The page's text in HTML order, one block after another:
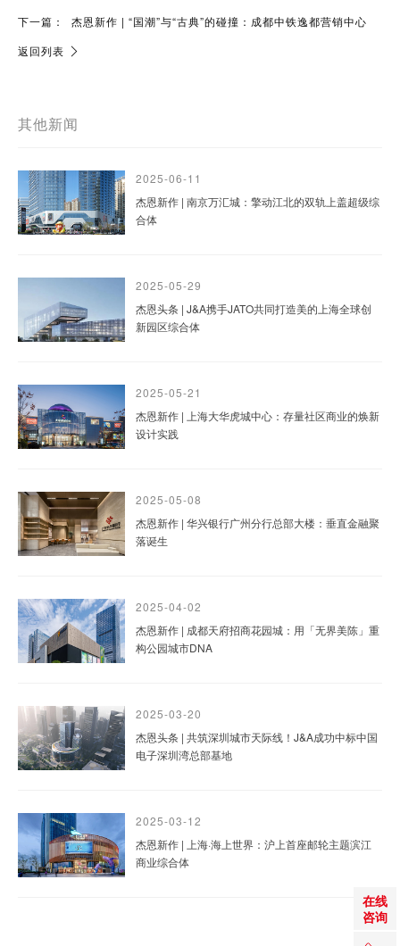
在线
咨询
下一篇：
杰恩新作 | “国潮”与“古典”的碰撞：成都中铁逸都营销中心
返回列表
其他新闻
2025-06-11
杰恩新作 | 南京万汇城：擎动江北的双轨上盖超级综
合体
2025-05-29
杰恩头条 | J&A携手JATO共同打造美的上海全球创
新园区综合体
2025-05-21
杰恩新作 | 上海大华虎城中心：存量社区商业的焕新
设计实践
2025-05-08
杰恩新作 | 华兴银行广州分行总部大楼：垂直金融聚
落诞生
2025-04-02
杰恩新作 | 成都天府招商花园城：用「无界美陈」重
构公园城市DNA
2025-03-20
杰恩头条 | 共筑深圳城市天际线！J&A成功中标中国
电子深圳湾总部基地
2025-03-12
杰恩新作 | 上海·海上世界：沪上首座邮轮主题滨江
商业综合体